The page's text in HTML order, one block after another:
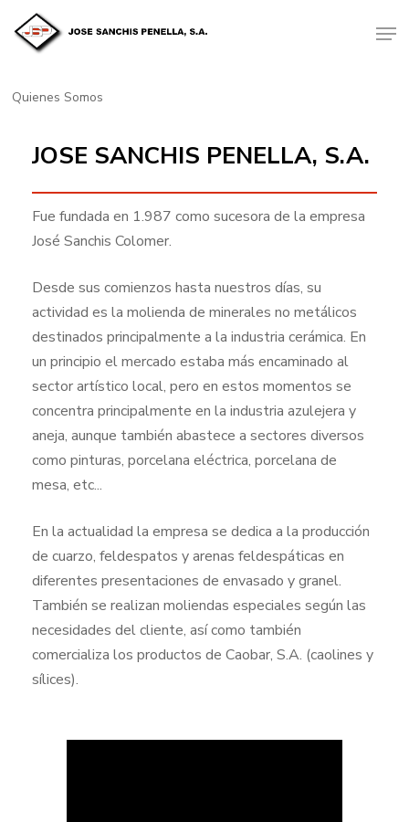
Quienes Somos
JOSE SANCHIS PENELLA, S.A.
Fue fundada en 1.987 como sucesora de la empresa
José Sanchis Colomer.
Desde sus comienzos hasta nuestros días, su
actividad es la molienda de minerales no metálicos
destinados principalmente a la industria cerámica. En
un principio el mercado estaba más encaminado al
sector artístico local, pero en estos momentos se
concentra principalmente en la industria azulejera y
aneja, aunque también abastece a sectores diversos
como pinturas, porcelana eléctrica, porcelana de
mesa, etc...
En la actualidad la empresa se dedica a la producción
de cuarzo, feldespatos y arenas feldespáticas en
diferentes presentaciones de envasado y granel.
También se realizan moliendas especiales según las
necesidades del cliente, así como también
comercializa los productos de Caobar, S.A. (caolines y
sílices).